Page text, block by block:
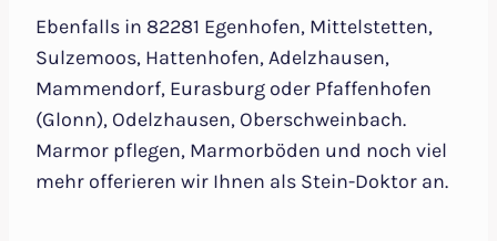
Ebenfalls in 82281 Egenhofen, Mittelstetten,
Sulzemoos, Hattenhofen, Adelzhausen,
Mammendorf, Eurasburg oder Pfaffenhofen
(Glonn), Odelzhausen, Oberschweinbach.
Marmor pflegen, Marmorböden und noch viel
mehr offerieren wir Ihnen als Stein-Doktor an.